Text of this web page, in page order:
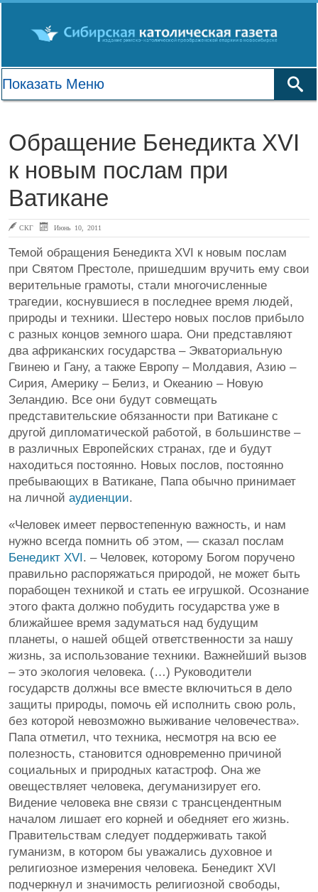
Обращение Бенедикта XVI
к новым послам при
Ватикане
СКГ Июнь 10, 2011
Темой обращения Бенедикта XVI к новым послам
при Святом Престоле, пришедшим вручить ему свои
верительные грамоты, стали многочисленные
трагедии, коснувшиеся в последнее время людей,
природы и техники. Шестеро новых послов прибыло
с разных концов земного шара. Они представляют
два африканских государства – Экваториальную
Гвинею и Гану, а также Европу – Молдавия, Азию –
Сирия, Америку – Белиз, и Океанию – Новую
Зеландию. Все они будут совмещать
представительские обязанности при Ватикане с
другой дипломатической работой, в большинстве –
в различных Европейских странах, где и будут
находиться постоянно. Новых послов, постоянно
пребывающих в Ватикане, Папа обычно принимает
на личной аудиенции.
«Человек имеет первостепенную важность, и нам
нужно всегда помнить об этом, — сказал послам
Бенедикт XVI. – Человек, которому Богом поручено
правильно распоряжаться природой, не может быть
порабощен техникой и стать ее игрушкой. Осознание
этого факта должно побудить государства уже в
ближайшее время задуматься над будущим
планеты, о нашей общей ответственности за нашу
жизнь, за использование техники. Важнейший вызов
– это экология человека. (…) Руководители
государств должны все вместе включиться в дело
защиты природы, помочь ей исполнить свою роль,
без которой невозможно выживание человечества».
Папа отметил, что техника, несмотря на всю ее
полезность, становится одновременно причиной
социальных и природных катастроф. Она же
овеществляет человека, дегуманизирует его.
Видение человека вне связи с трансцендентным
началом лишает его корней и обедняет его жизнь.
Правительствам следует поддерживать такой
гуманизм, в котором бы уважались духовное и
религиозное измерения человека. Бенедикт XVI
подчеркнул и значимость религиозной свободы,